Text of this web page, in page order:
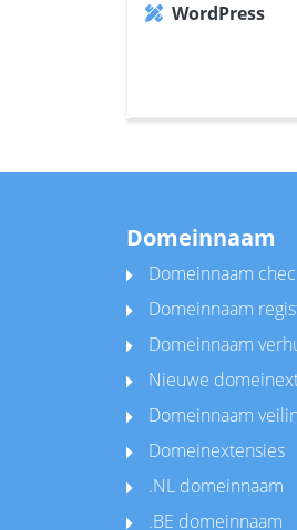
WordPress
Domeinnaam
Domeinnaam
Domeinnaam
Domeinnaam
Nieuwe
Domeinnaam
Domeinextensies
.NL domeinnaam
.BE domeinnaam